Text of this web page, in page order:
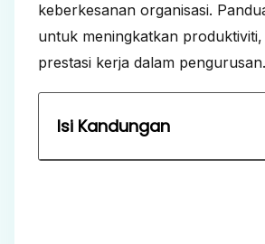
keberkesanan organisasi.
untuk meningkatkan
prestasi kerja dalam pengurusan.
Isi Kandungan